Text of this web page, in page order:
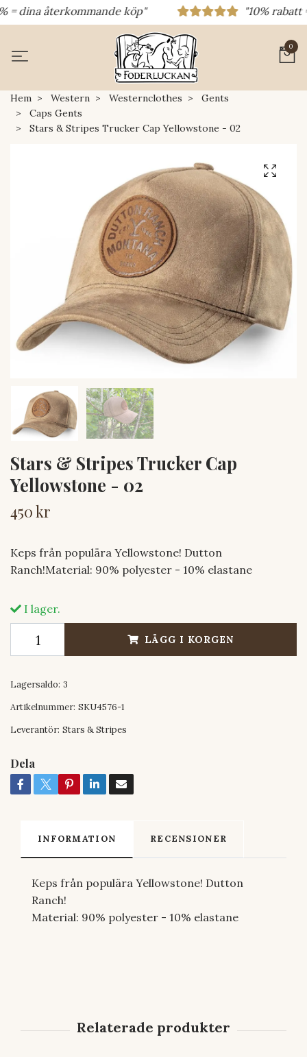
återkommande köp" "10% rabatt =
0
Hem Western Westernclothes
Gents
Caps Gents
Stars & Stripes Trucker Cap Yellowstone - 02
Stars & Stripes Trucker Cap
Yellowstone - 02
450 kr
Keps från populära Yellowstone! Dutton
Ranch!Material: 90% polyester - 10% elastane
I lager.
LÄGG I KORGEN
Lagersaldo: 3
Artikelnummer: SKU4576-1
Leverantör: Stars & Stripes
Dela
INFORMATION RECENSIONER
Keps från populära Yellowstone! Dutton
Ranch!
Material: 90% polyester - 10% elastane